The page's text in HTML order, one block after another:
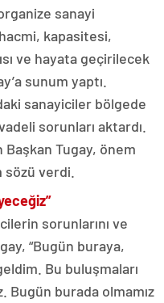
sanayi
kapasitesi,
ve hayata geçirilecek
sunum yaptı.
sanayiciler bölgede
sorunları aktardı.
Başkan Tugay, önem
sözü verdi.
sorunlarını ve
“Bugün buraya,
Bu buluşmaları
Bugün burada olmamız